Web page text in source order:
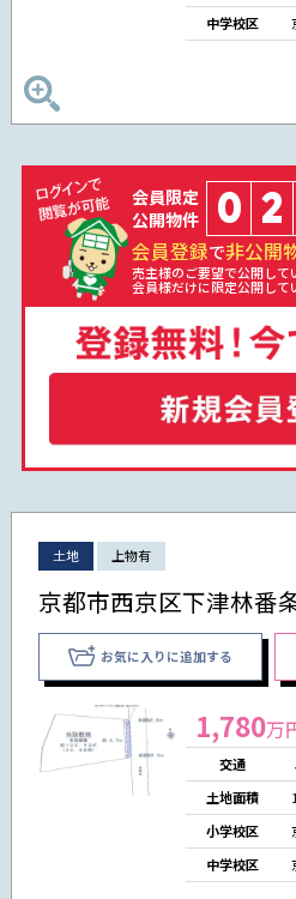
中学校区
会員限定
公開物件
0 2
会員登録で非公開
売主様のご要望で公開して
会員様だけに限定公開して
土地 上物有
京都市西京区下津林番
お気に入りに追加する
1,780万
交通
土地面積
小学校区
中学校区